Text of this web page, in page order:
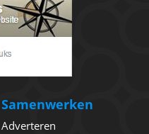
Samenwerken
Adverteren